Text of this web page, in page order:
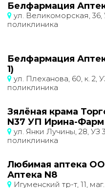
Белфармация
ул. Великоморская, 36,
поликлиника
Белфармация
1)
ул. Плеханова, 60, к. 2,
поликлиника
Зялёная крама
N37 УП Ирина-Фарм
ул. Янки Лучины, 28, УЗ
поликлиника
Любимая аптека
Аптека N8
Игуменский тр-т, 11,